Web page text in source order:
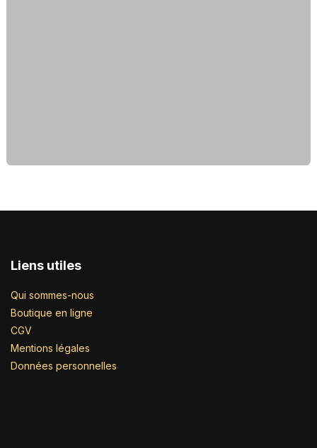
Liens utiles
Qui sommes-nous
Boutique en ligne
CGV
Mentions légales
Données personnelles